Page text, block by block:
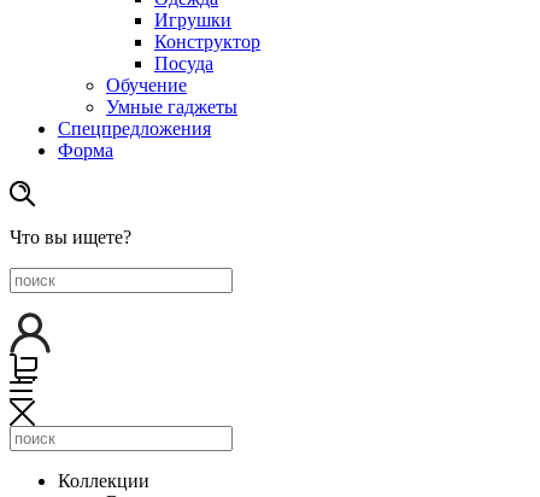
Игрушки
Конструктор
Посуда
Обучение
Умные гаджеты
Спецпредложения
Форма
Что вы ищете?
Коллекции